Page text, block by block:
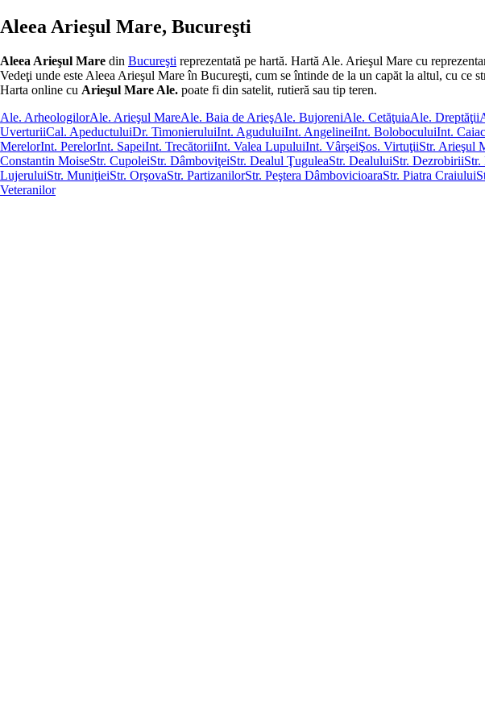
Aleea Arieşul Mare, Bucureşti
Aleea Arieşul Mare din Bucureşti reprezentată pe hartă. Hartă Ale. Arieşul Mare cu
Vedeţi unde este Aleea Arieşul Mare în Bucureşti, cum se întinde de la un capăt la altul, cu ce
Harta online cu Arieşul Mare Ale. poate fi din satelit, rutieră sau tip teren.
Ale. ArheologilorAle. Arieşul MareAle. Baia de ArieşAle. BujoreniAle. CetăţuiaAle. Dreptăţii
UverturiiCal. ApeductuluiDr. TimonieruluiInt. AguduluiInt. AngelineiInt. BoloboculuiInt.
MerelorInt. PerelorInt. SapeiInt. TrecătoriiInt. Valea LupuluiInt. VârşeiŞos. VirtuţiiStr. Arieşul
Constantin MoiseStr. CupoleiStr. DâmboviţeiStr. Dealul ŢuguleaStr. DealuluiStr. DezrobiriiStr.
LujeruluiStr. MuniţieiStr. OrşovaStr. PartizanilorStr. Peştera DâmbovicioaraStr. Piatra Craiului
Veteranilor